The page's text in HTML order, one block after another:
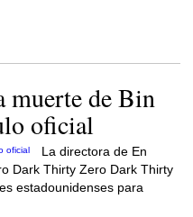
muerte de Bin
oficial
La directora de En
Dark Thirty Zero Dark Thirty
estadounidenses para